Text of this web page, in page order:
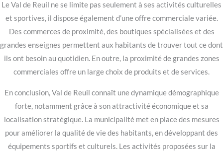
Le Val de Reuil ne se limite pas seulement à ses activités culturelles
et sportives, il dispose également d’une offre commerciale variée.
Des commerces de proximité, des boutiques spécialisées et des
grandes enseignes permettent aux habitants de trouver tout ce dont
ils ont besoin au quotidien. En outre, la proximité de grandes zones
commerciales offre un large choix de produits et de services.
En conclusion, Val de Reuil connaît une dynamique démographique
forte, notamment grâce à son attractivité économique et sa
localisation stratégique. La municipalité met en place des mesures
pour améliorer la qualité de vie des habitants, en développant des
équipements sportifs et culturels. Les activités proposées sur la